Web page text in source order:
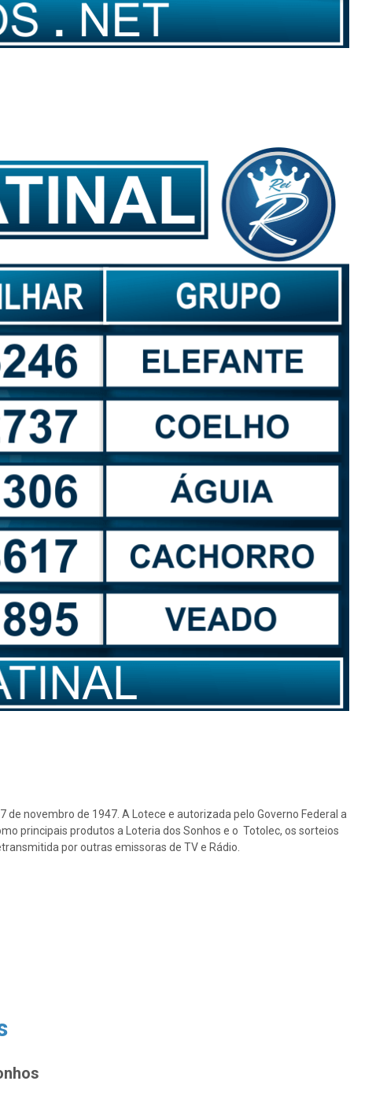
novembro de 1947. A Lotece e autorizada pelo Governo Federal a
principais produtos a Loteria dos Sonhos e o Totolec, os sorteios
por outras emissoras de TV e Rádio.